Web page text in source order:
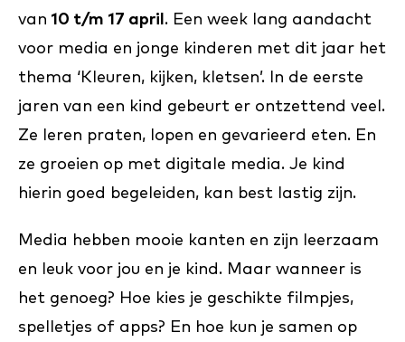
van 10 t/m 17 april . Een week lang aandacht
voor media en jonge kinderen met dit jaar het
thema ‘Kleuren, kijken, kletsen’. In de eerste
jaren van een kind gebeurt er ontzettend veel.
Ze leren praten, lopen en gevarieerd eten. En
ze groeien op met digitale media. Je kind
hierin goed begeleiden, kan best lastig zijn.
Media hebben mooie kanten en zijn leerzaam
en leuk voor jou en je kind. Maar wanneer is
het genoeg? Hoe kies je geschikte filmpjes,
spelletjes of apps? En hoe kun je samen op